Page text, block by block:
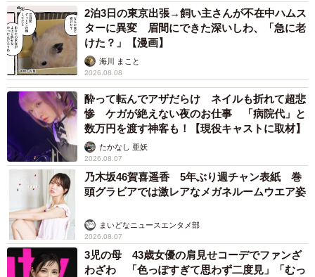
■柴犬ふうたくんのLINEスタンプ
■「柴犬のふう太 2023年カレンダー」【予約販売】はこち
ら
2泊3日の東京出張→飼い主さんが不在中ハムス
ターに異変 眉間にできた深いしわ、「急に老
けた？」【漫画】
海川 まこと
2026.08.08
酔って転んでアザだらけ ネイルも折れて超悲
惨 ケガが絶えない夜のお仕事 「病院代」と
数万円を渡す神客も！【現役キャストに取材】
たかなし 亜妖
2026.08.07
乃木坂46賀喜遥香 5年ぶり週チャン表紙 巻
頭グラビアでは激レアなメガネルームウエア姿
まいどなニュースエンタメ部
2026.08.07
3児の母 43歳女優の肩見せコーデでファンざ
わざわ 「色っぽすぎて思わず二度見」「むっ